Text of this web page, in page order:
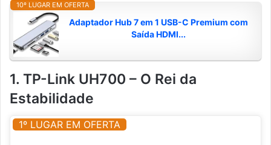
10º LUGAR EM OFERTA
Adaptador Hub 7 em 1 USB-C Premium com
Saída HDMI...
1. TP-Link UH700 – O Rei da
Estabilidade
1º LUGAR EM OFERTA